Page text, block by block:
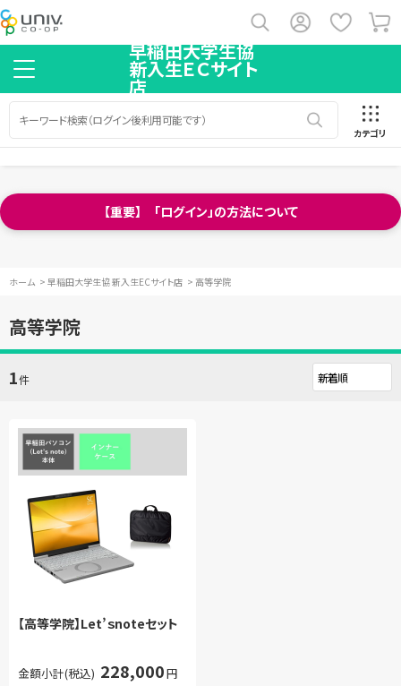
早稲田大学生協
新入生ＥＣサイト
店
カテゴリ
【重要】 「ログイン」の方法について
ホーム > 早稲田大学生協 新入生ECサイト店 > 高等学院
高等学院
1件
【高等学院】Let’ｓnoteセット
金額小計(税込) 228,000円